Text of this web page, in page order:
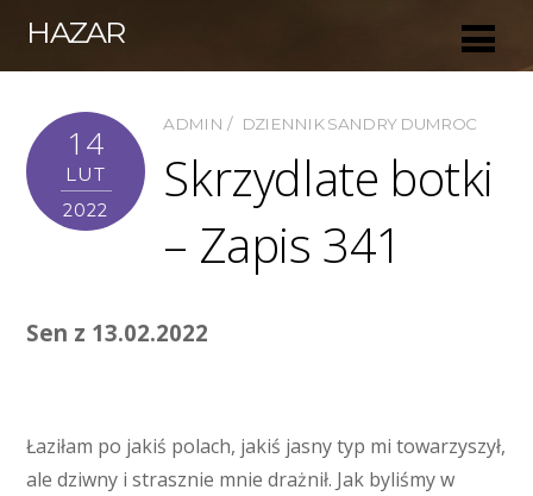
HAZAR
14
LUT
2022
ADMIN DZIENNIK SANDRY DUMROC
Skrzydlate botki
– Zapis 341
Sen z 13.02.2022
Łaziłam po jakiś polach, jakiś jasny typ mi towarzyszył,
ale dziwny i strasznie mnie drażnił. Jak byliśmy w